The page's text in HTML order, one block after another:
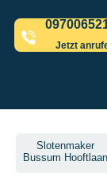
Jetzt
Slotenmaker
Bussum Hooftlaan